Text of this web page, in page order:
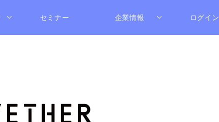
セミナー 企業情報 ログイン